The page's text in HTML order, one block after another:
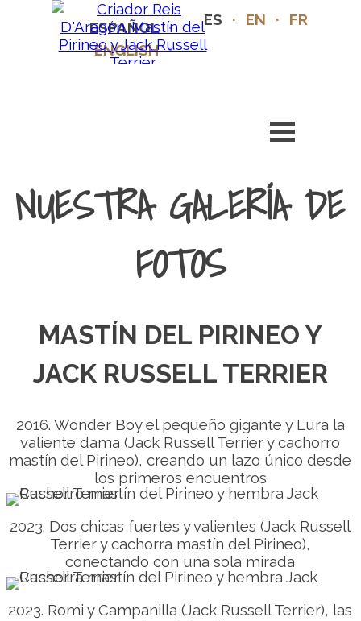
ESPAÑOL ·
ENGLISH ·
ES · EN · FR
NUESTRA GALERÍA DE
FOTOS
MASTÍN DEL PIRINEO Y
JACK RUSSELL TERRIER
2016. Wonder Boy el pequeño gigante y Lura la
valiente dama (Jack Russell Terrier y cachorro
mastín del Pirineo), creando un lazo único desde
los primeros encuentros
2023. Dos chicas fuertes y valientes (Jack Russell
Terrier y cachorra mastín del Pirineo),
conectando con una sola mirada
2023. Romi y Campanilla (Jack Russell Terrier), las